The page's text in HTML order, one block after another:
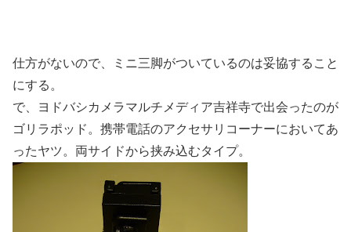
仕方がないので、ミニ三脚がついているのは妥協すること
にする。
で、ヨドバシカメラマルチメディア吉祥寺で出会ったのが
ゴリラポッド。携帯電話のアクセサリコーナーにおいてあ
ったヤツ。両サイドから挟み込むタイプ。